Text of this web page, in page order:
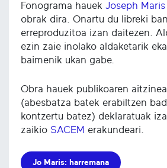
Fonograma hauek Joseph Maris
obrak dira. Onartu du libreki
erreproduzitoa izan daitezen.
ezin zaie inolako aldaketarik
baimenik ukan gabe.
Obra hauek publikoaren
(abesbatza batek erabiltzen
kontzertu batez) deklaratuak
zaikio SACEM erakundeari.
Jo Maris: harremana